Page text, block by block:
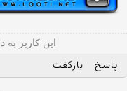
این کاربر
پاسخ بازگفت